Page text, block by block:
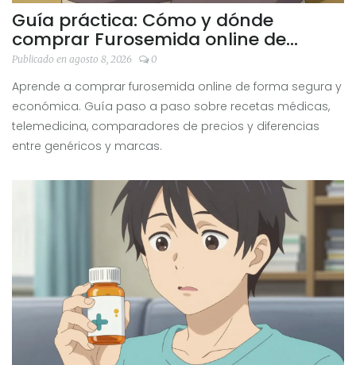
Guía práctica: Cómo y dónde
comprar Furosemida online de
forma segura
Publicado en agosto 8, 2026 0
Aprende a comprar furosemida online de forma segura y
económica. Guía paso a paso sobre recetas médicas,
telemedicina, comparadores de precios y diferencias
entre genéricos y marcas.